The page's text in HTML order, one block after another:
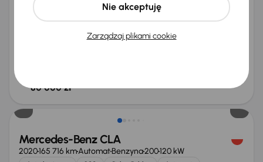
2016 AutomatBenzyna C 200 4MATIC 4x4
Auta krajowe
Automat
80 000 zł
Mercedes-Benz CLA
2020165 716 kmAutomatBenzyna200120 kW
Zarządzaj plikami cookie
Nie akceptuję